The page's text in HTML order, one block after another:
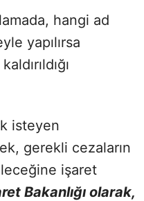
hangi ad
yapılırsa
isteyen
gerekli cezaların
işaret
Bakanlığı olarak,